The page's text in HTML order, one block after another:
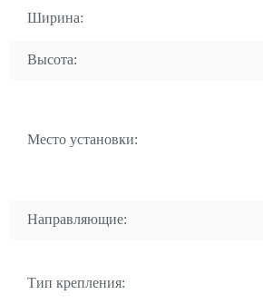
Ширина:
Высота:
Место установки:
Направляющие:
Тип крепления: